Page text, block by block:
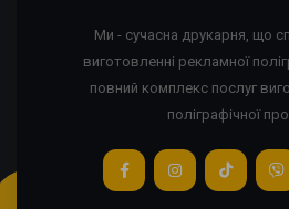
Ми - сучасна друкарня, що
виготовленні рекламної
повний комплекс послуг
поліграфічної